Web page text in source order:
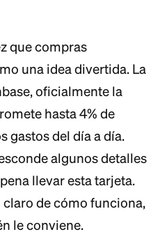
que compras
una idea divertida. La
oficialmente la
hasta 4% de
gastos del día a día.
algunos detalles
llevar esta tarjeta.
de cómo funciona,
le conviene.